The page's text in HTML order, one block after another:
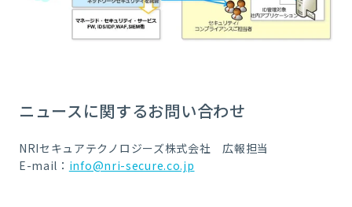
ニュースに関するお問い合わせ
NRIセキュアテクノロジーズ株式会社 広報担当
E-mail： info@nri-secure.co.jp